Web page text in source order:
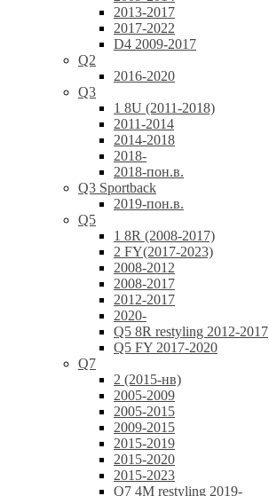
2013-2017
2017-2022
D4 2009-2017
Q2
2016-2020
Q3
1 8U (2011-2018)
2011-2014
2014-2018
2018-
2018-пон.в.
Q3 Sportback
2019-пон.в.
Q5
1 8R (2008-2017)
2 FY(2017-2023)
2008-2012
2008-2017
2012-2017
2020-
Q5 8R restyling 2012-2017
Q5 FY 2017-2020
Q7
2 (2015-нв)
2005-2009
2005-2015
2009-2015
2015-2019
2015-2020
2015-2023
Q7 4M restyling 2019-